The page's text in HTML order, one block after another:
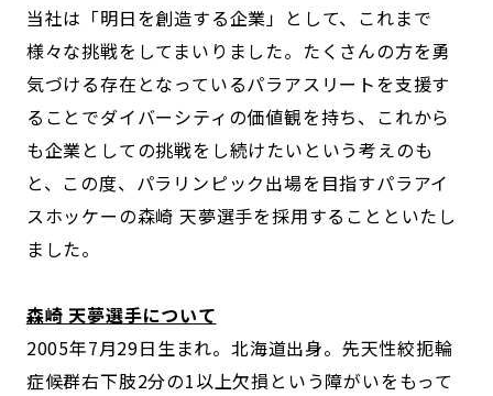
当社は「明日を創造する企業」として、これまで
様々な挑戦をしてまいりました。たくさんの方を勇
気づける存在となっているパラアスリートを支援す
ることでダイバーシティの価値観を持ち、これから
も企業としての挑戦をし続けたいという考えのも
と、この度、パラリンピック出場を目指すパラアイ
スホッケーの森崎 天夢選手を採用することといたし
ました。
森崎 天夢選手について
2005年7月29日生まれ。北海道出身。先天性絞扼輪
症候群右下肢2分の1以上欠損という障がいをもって